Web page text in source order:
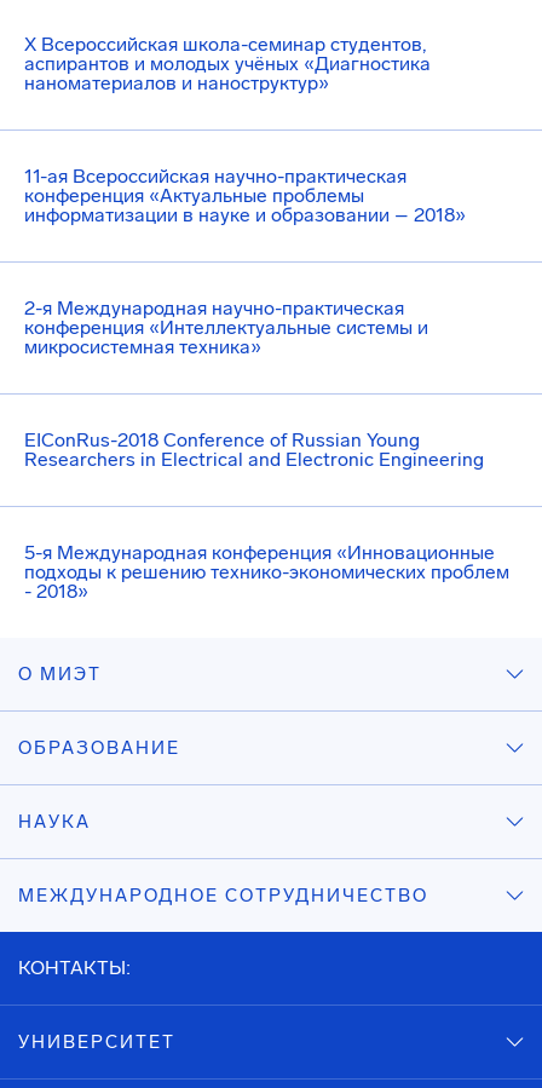
X Всероссийская школа-семинар студентов,
аспирантов и молодых учёных «Диагностика
наноматериалов и наноструктур»
11-ая Всероссийская научно-практическая
конференция «Актуальные проблемы
информатизации в науке и образовании – 2018»
2-я Международная научно-практическая
конференция «Интеллектуальные системы и
микросистемная техника»
EIConRus-2018 Conference of Russian Young
Researchers in Electrical and Electronic Engineering
5-я Международная конференция «Инновационные
подходы к решению технико-экономических проблем
- 2018»
О МИЭТ
ОБРАЗОВАНИЕ
НАУКА
МЕЖДУНАРОДНОЕ СОТРУДНИЧЕСТВО
КОНТАКТЫ:
УНИВЕРСИТЕТ